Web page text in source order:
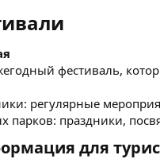
фестиваль,
регулярные
парков: праздники,
для